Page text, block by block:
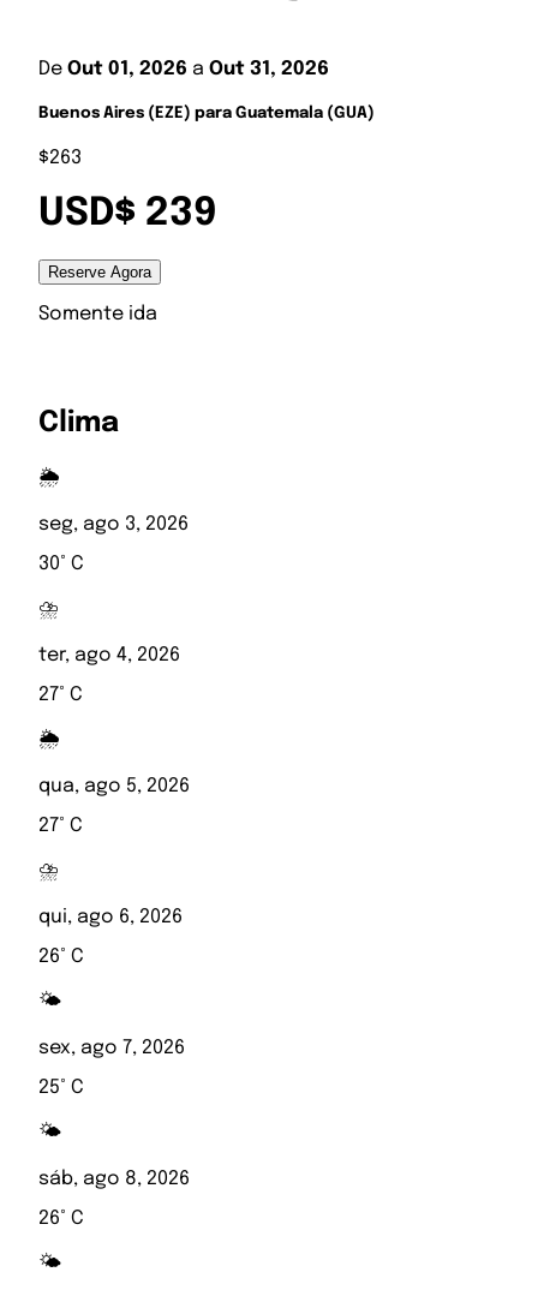
De Out 01, 2026 a Out 31, 2026
Buenos Aires (EZE) para Guatemala (GUA)
$263
USD$ 239
Reserve Agora
Somente ida
Clima
🌦️
seg, ago 3, 2026
30° C
⛈️
ter, ago 4, 2026
27° C
🌦️
qua, ago 5, 2026
27° C
⛈️
qui, ago 6, 2026
26° C
🌤️
sex, ago 7, 2026
25° C
🌤️
sáb, ago 8, 2026
26° C
🌤️